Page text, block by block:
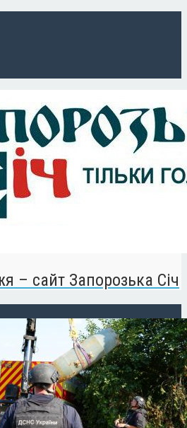
– сайт Запорозька Січ